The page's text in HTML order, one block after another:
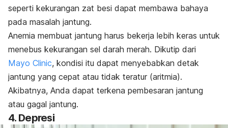
seperti kekurangan zat besi dapat membawa bahaya
pada masalah jantung.
Anemia membuat jantung harus bekerja lebih keras untuk
menebus kekurangan sel darah merah. Dikutip dari
Mayo Clinic, kondisi itu dapat menyebabkan detak
jantung yang cepat atau tidak teratur (aritmia).
Akibatnya, Anda dapat terkena pembesaran jantung
atau gagal jantung.
4. Depresi